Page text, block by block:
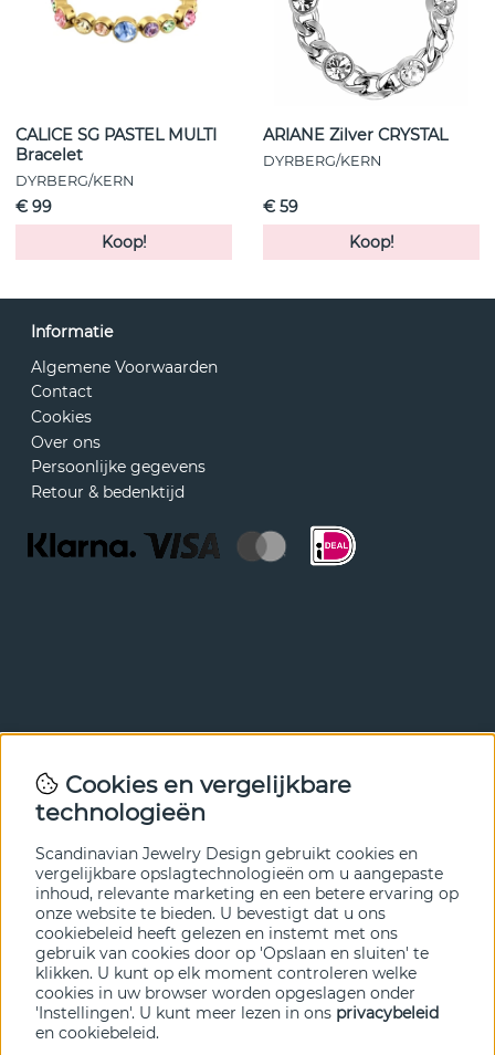
CALICE SG PASTEL MULTI
Bracelet
DYRBERG/KERN
€ 99
Koop!
ARIANE Zilver CRYSTAL
DYRBERG/KERN
€ 59
Koop!
Informatie
Algemene Voorwaarden
Contact
Cookies
Over ons
Persoonlijke gegevens
Retour & bedenktijd
Met onze nieuwsbrief ben je als eerste op de hoogte van
nieuws en aanbiedingen. Meld je hieronder aan.
VERZENDEN
Cookies en vergelijkbare
technologieën
Scandinavian Jewelry Design gebruikt cookies en
vergelijkbare opslagtechnologieën om u aangepaste
inhoud, relevante marketing en een betere ervaring op
onze website te bieden. U bevestigt dat u ons
cookiebeleid heeft gelezen en instemt met ons
gebruik van cookies door op 'Opslaan en sluiten' te
klikken. U kunt op elk moment controleren welke
cookies in uw browser worden opgeslagen onder
'Instellingen'. U kunt meer lezen in ons privacybeleid
en cookiebeleid.